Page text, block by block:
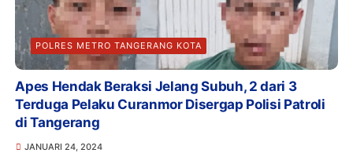
POLRES METRO TANGERANG KOTA
Apes Hendak Beraksi Jelang Subuh, 2 dari 3
Terduga Pelaku Curanmor Disergap Polisi Patroli
di Tangerang
JANUARI 24, 2024